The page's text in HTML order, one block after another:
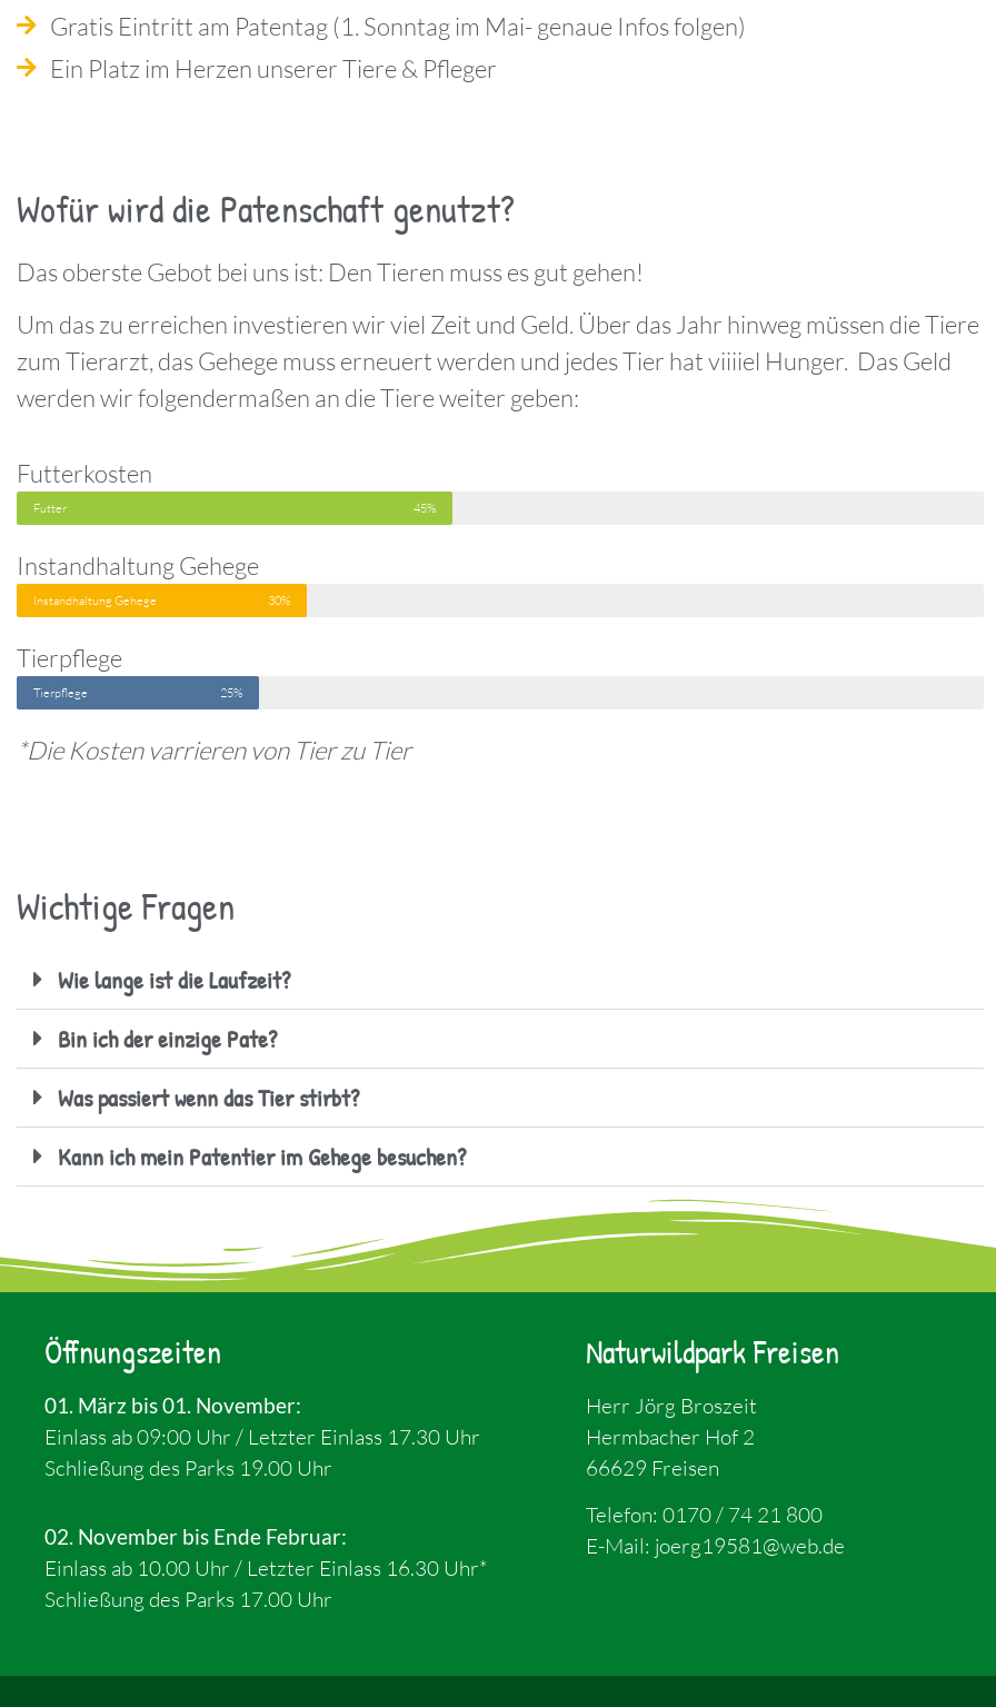
Gratis Eintritt am Patentag (1. Sonntag im Mai- genaue Infos folgen)
Ein Platz im Herzen unserer Tiere & Pfleger
Wofür wird die Patenschaft genutzt?
Das oberste Gebot bei uns ist: Den Tieren muss es gut gehen!
Um das zu erreichen investieren wir viel Zeit und Geld. Über das Jahr hinweg müssen die Tiere
zum Tierarzt, das Gehege muss erneuert werden und jedes Tier hat viiiiel Hunger. Das Geld
werden wir folgendermaßen an die Tiere weiter geben:
Futterkosten
Futter 45%
Instandhaltung Gehege
Instandhaltung Gehege 30%
Tierpflege
Tierpflege 25%
*Die Kosten varrieren von Tier zu Tier
Wichtige Fragen
Wie lange ist die Laufzeit?
Bin ich der einzige Pate?
Was passiert wenn das Tier stirbt?
Kann ich mein Patentier im Gehege besuchen?
Öffnungszeiten
01. März bis 01. November:
Einlass ab 09:00 Uhr / Letzter Einlass 17.30 Uhr
Schließung des Parks 19.00 Uhr
02. November bis Ende Februar:
Einlass ab 10.00 Uhr / Letzter Einlass 16.30 Uhr*
Schließung des Parks 17.00 Uhr
Naturwildpark Freisen
Herr Jörg Broszeit
Hermbacher Hof 2
66629 Freisen
Telefon: 0170 / 74 21 800
E-Mail: joerg19581@web.de